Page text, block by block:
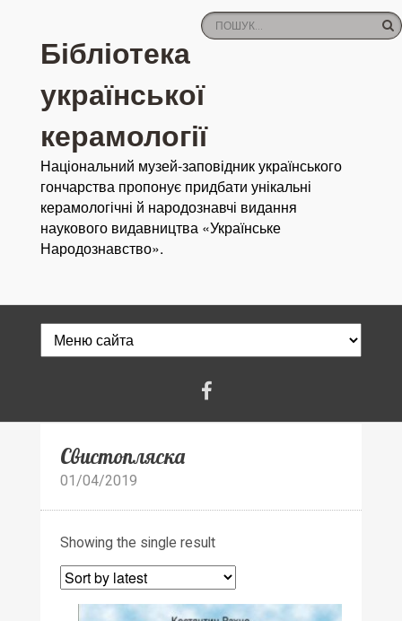
Бібліотека
української
керамології
Національний музей-заповідник українського
гончарства пропонує придбати унікальні
керамологічні й народознавчі видання
наукового видавництва «Українське
Народознавство».
Свистопляска
01/04/2019
Showing the single result